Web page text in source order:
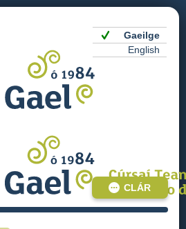
Gaeilge
English
CLÁR